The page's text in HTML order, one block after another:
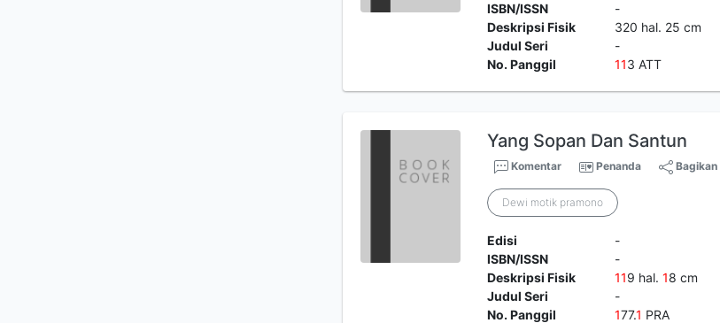
ISBN/ISSN
-
Deskripsi Fisik
320 hal. 25 cm
Judul Seri
-
No. Panggil
113 ATT
Yang Sopan Dan Santun
Komentar Penanda Bagikan
Dewi motik pramono
Edisi
-
ISBN/ISSN
-
Deskripsi Fisik
119 hal. 18 cm
Judul Seri
-
No. Panggil
177.1 PRA